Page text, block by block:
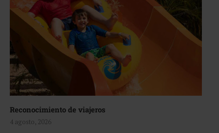
Reconocimiento de viajeros
4 agosto, 2026